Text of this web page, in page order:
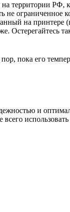
территории
ограниченное
на принтере
Остерегайтесь
пока его
и